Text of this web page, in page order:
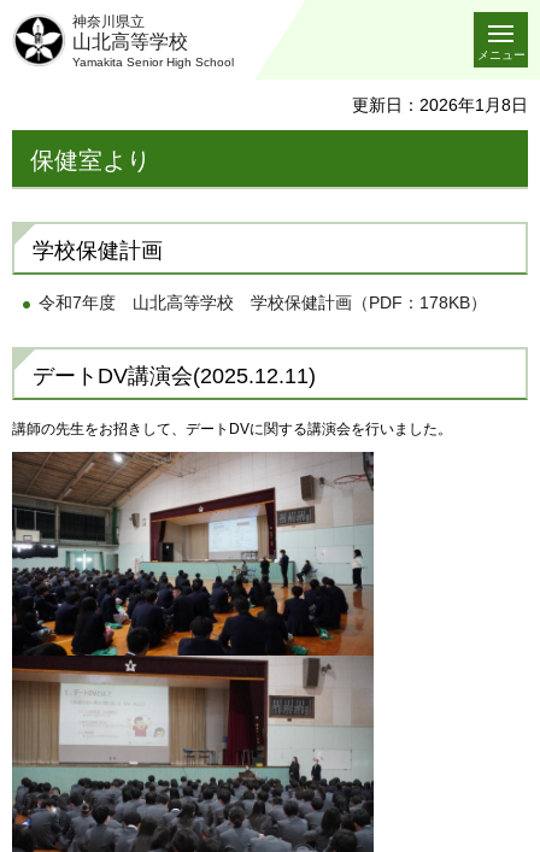
神奈川県立
山北高等学校
Yamakita Senior High School
メニュー
更新日：2026年1月8日
保健室より
学校保健計画
令和7年度 山北高等学校 学校保健計画（PDF：178KB）
デートDV講演会(2025.12.11)
講師の先生をお招きして、デートDVに関する講演会を行いました。